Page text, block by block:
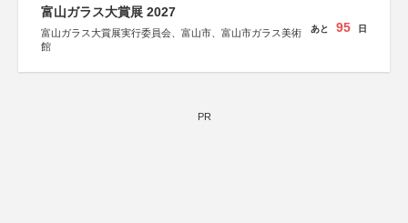
関西文化学術研究都市推進機構
東京難病団体連絡協議会
富山ガラス大賞展 2027
富山ガラス大賞展実行委員会、富山市、富山市ガラス美術
館
あと 95 日
PR